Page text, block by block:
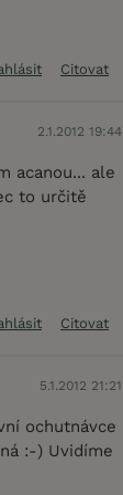
Citovat
2.1.2012 19:44
acanou... ale
to určitě
Citovat
5.1.2012 21:21
ochutnávce
:-) Uvidíme